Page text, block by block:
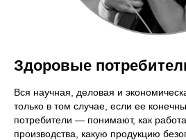
Здоровые
Вся научная, деловая и
только в том случае, если ее
потребители — понимают, как
производства, какую продукцию